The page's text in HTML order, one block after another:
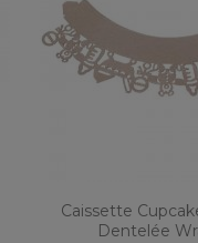
Caissette
Dentelée